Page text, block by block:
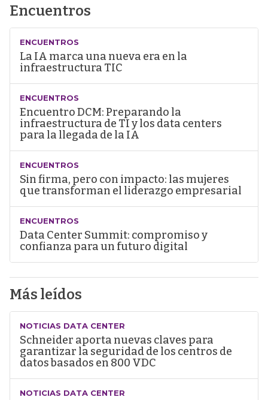
Encuentros
ENCUENTROS
La IA marca una nueva era en la
infraestructura TIC
ENCUENTROS
Encuentro DCM: Preparando la
infraestructura de TI y los data centers
para la llegada de la IA
ENCUENTROS
Sin firma, pero con impacto: las mujeres
que transforman el liderazgo empresarial
ENCUENTROS
Data Center Summit: compromiso y
confianza para un futuro digital
Más leídos
NOTICIAS DATA CENTER
Schneider aporta nuevas claves para
garantizar la seguridad de los centros de
datos basados en 800 VDC
NOTICIAS DATA CENTER